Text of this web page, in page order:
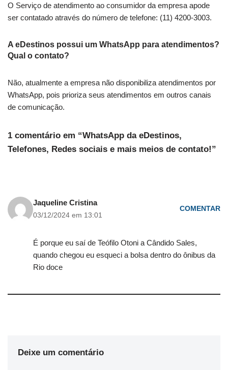
O Serviço de atendimento ao consumidor da empresa apode
ser contatado através do número de telefone: (11) 4200-3003.
A eDestinos possui um WhatsApp para atendimentos?
Qual o contato?
Não, atualmente a empresa não disponibiliza atendimentos por
WhatsApp, pois prioriza seus atendimentos em outros canais
de comunicação.
1 comentário em “WhatsApp da eDestinos,
Telefones, Redes sociais e mais meios de contato!”
Jaqueline Cristina
03/12/2024 em 13:01
COMENTAR
É porque eu saí de Teófilo Otoni a Cândido Sales,
quando chegou eu esqueci a bolsa dentro do ônibus da
Rio doce
Deixe um comentário